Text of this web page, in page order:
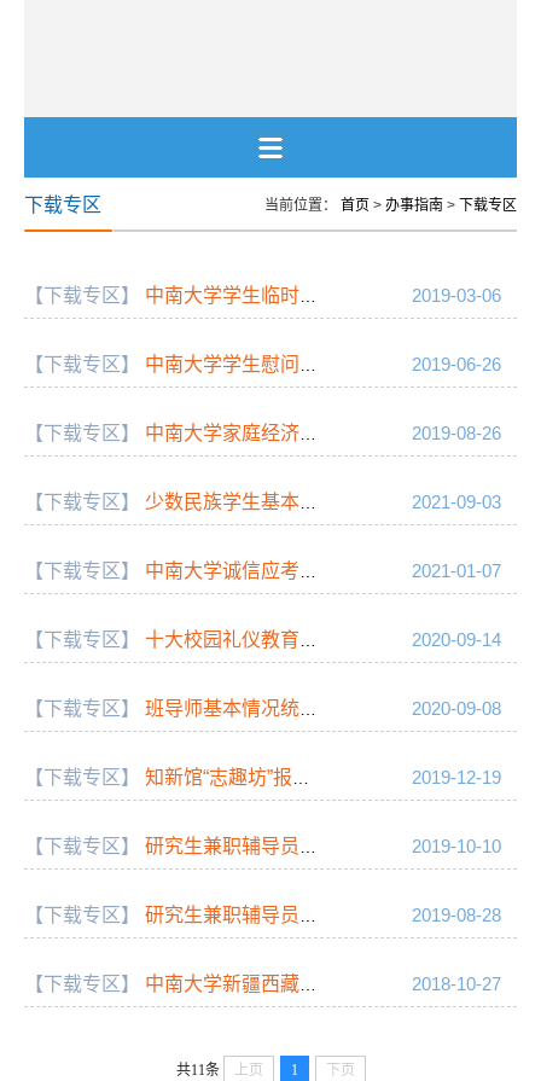
下载专区 当前位置： 首页 > 办事指南 > 下载专区
【下载专区】 中南大学学生临时困难补助申请 2019-03-06
【下载专区】 中南大学学生慰问金发放表 2019-06-26
【下载专区】 中南大学家庭经济困难学生认定申请表 2019-08-26
【下载专区】 少数民族学生基本信息统计表 2021-09-03
【下载专区】 中南大学诚信应考教育宣传片 2021-01-07
【下载专区】 十大校园礼仪教育短片 2020-09-14
【下载专区】 班导师基本情况统计表 2020-09-08
【下载专区】 知新馆“志趣坊”报名表 2019-12-19
【下载专区】 研究生兼职辅导员情况统计表 2019-10-10
【下载专区】 研究生兼职辅导员申请审批表 2019-08-28
【下载专区】 中南大学新疆西藏籍少数民族学生信息统计表 2018-10-27
共11条 上页 1 下页